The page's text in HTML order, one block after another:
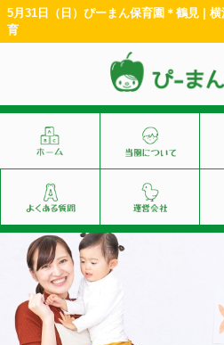
5月31日（日）ぴーまん保育園＊鶴見 |
育